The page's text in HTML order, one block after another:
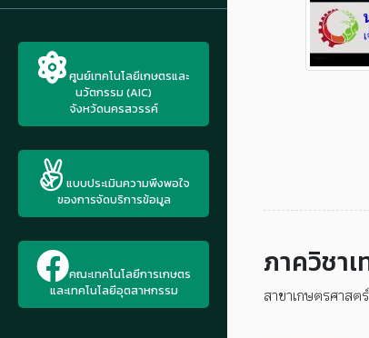
ศูนย์เทคโนโลยีเกษตรและ
นวัตกรรม (AIC)
จังหวัดนครสวรรค์
แบบประเมินความพึงพอใจ
ของการจัดบริการข้อมูล
คณะเทคโนโลยีการเกษตร
และเทคโนโลยีอุตสาหกรรม
ภาควิชา
สาขาเกษตรศาสต